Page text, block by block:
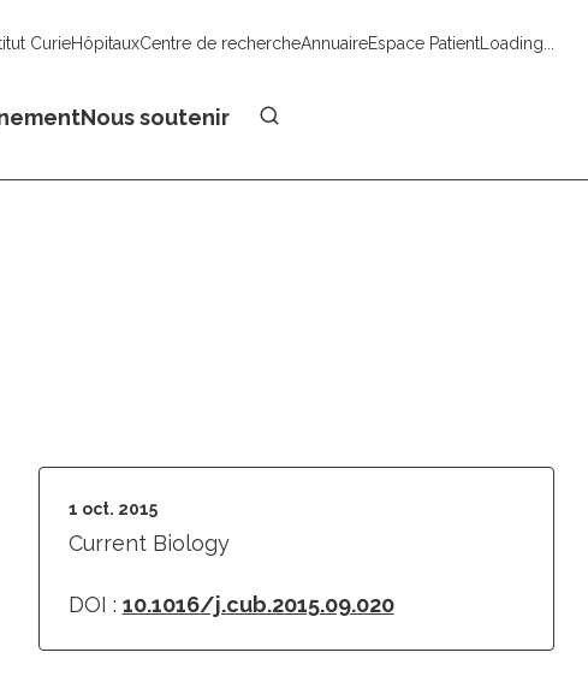
CurieHôpitauxCentre de rechercheAnnuaireEspace PatientLoading...
Nous soutenir
1 oct. 2015
Current Biology
DOI : 10.1016/j.cub.2015.09.020